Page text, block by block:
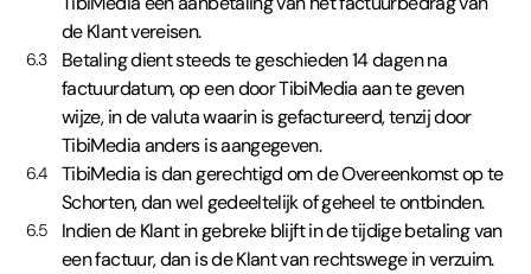
de Klant vereisen.
6.3
Betaling dient steeds te geschieden 14 dagen na
factuurdatum, op een door TibiMedia aan te geven
wijze, in de valuta waarin is gefactureerd, tenzij door
TibiMedia anders is aangegeven.
6.4
TibiMedia is dan gerechtigd om de Overeenkomst op te
Schorten, dan wel gedeeltelijk of geheel te ontbinden.
6.5
Indien de Klant in gebreke blijft in de tijdige betaling van
een factuur, dan is de Klant van rechtswege in verzuim.